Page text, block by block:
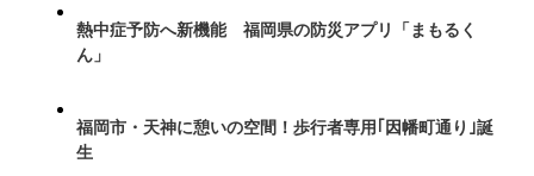
熱中症予防へ新機能 福岡県の防災アプリ「まもるく
ん」
福岡市・天神に憩いの空間！歩行者専用｢因幡町通り｣誕
生